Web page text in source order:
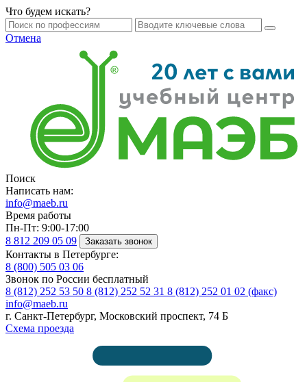
Что будем искать?
Отмена
Поиск
Написать нам:
info@maeb.ru
Время работы
Пн-Пт: 9:00-17:00
8 812 209 05 09 Заказать звонок
Контакты в Петербурге:
8 (800) 505 03 06
Звонок по России бесплатный
8 (812) 252 53 50 8 (812) 252 52 31 8 (812) 252 01 02 (факс)
info@maeb.ru
г. Санкт-Петербург, Московский проспект, 74 Б
Схема проезда